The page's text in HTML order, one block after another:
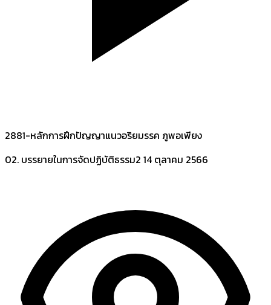
2881-หลักการฝึกปัญญาแนวอริยมรรค ภูพอเพียง
02. บรรยายในการจัดปฏิบัติธรรม2 14 ตุลาคม 2566